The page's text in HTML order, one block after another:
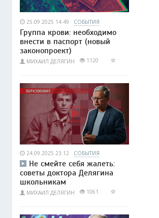
25.09.2025 14:49 СОБЫТИЯ
Группа крови: необходимо
внести в паспорт (новый
законопроект)
МИХАИЛ ДЕЛЯГИН 1120
24.09.2025 23:12 СОБЫТИЯ
Не смейте себя жалеть:
советы доктора Делягина
школьникам
МИХАИЛ ДЕЛЯГИН 1061